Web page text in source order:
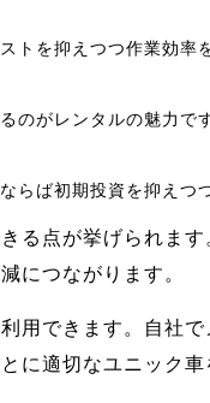
トを抑えつつ作業効率
のがレンタルの魅力です
ば初期投資を抑えつ
る点が挙げられま
につながります。
用できます。自社
に適切なユニック車